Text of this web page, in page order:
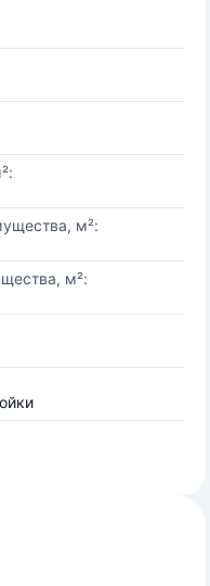
м²:
м²: